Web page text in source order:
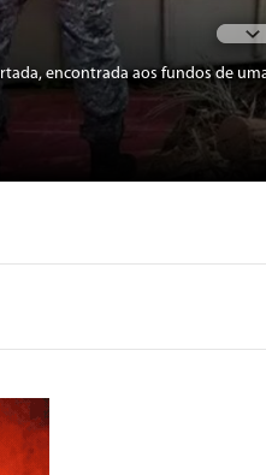
encontrada aos fundos de